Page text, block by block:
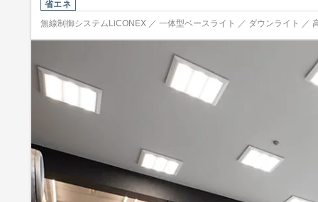
省エネ
無線制御システムLiCONEX ／ 一体型ベースライト ／ ダウンライト ／